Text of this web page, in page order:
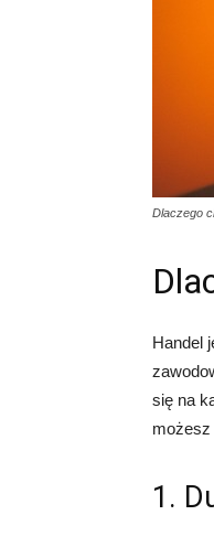
Dlaczego
Handel
się na
możesz
1.